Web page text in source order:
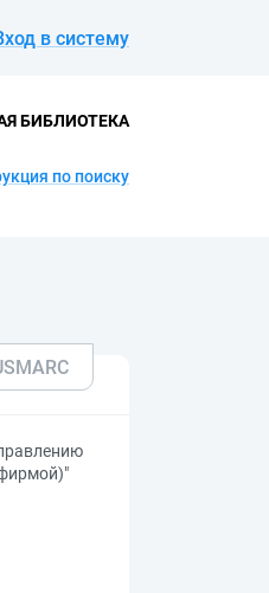
в систему
БИБЛИОТЕКА
по поиску